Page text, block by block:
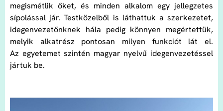
megismétlik őket, és minden alkalom egy jellegzetes
sípolással jár. Testközelből is láthattuk a szerkezetet,
idegenvezetőnknek hála pedig könnyen megértettük,
melyik alkatrész pontosan milyen funkciót lát el.
Az egyetemet szintén magyar nyelvű idegenvezetéssel
jártuk be.